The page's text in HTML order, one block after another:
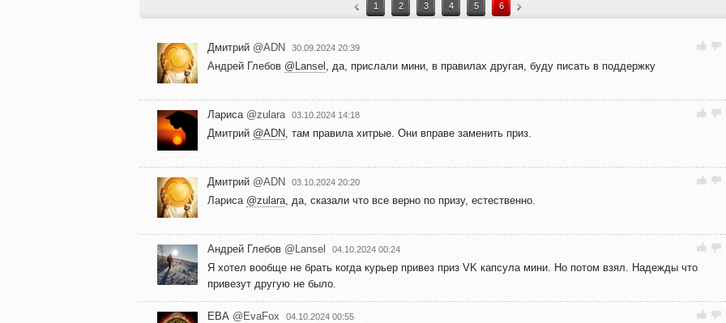
1 2 3 4 5 6
Дмитрий @ADN 30.09.2024 20:39
Андрей Глебов @Lansel , да, прислали мини, в правилах другая, буду писать в поддержку
Лариса @zulara 03.10.2024 14:18
Дмитрий @ADN, там правила хитрые. Они вправе заменить приз.
Дмитрий @ADN 03.10.2024 20:20
Лариса @zulara, да, сказали что все верно по призу, естественно.
Андрей Глебов @Lansel 04.10.2024 00:24
Я хотел вообще не брать когда курьер привез приз VK капсула мини. Но потом взял. Надежды что
привезут другую не было.
ЕВА @EvaFox 04.10.2024 00:55